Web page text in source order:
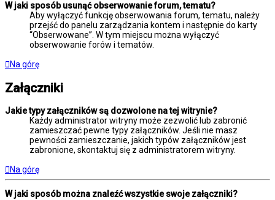
W jaki sposób usunąć obserwowanie forum, tematu?
Aby wyłączyć funkcję obserwowania forum, tematu, należy
przejść do panelu zarządzania kontem i następnie do karty
“Obserwowane”. W tym miejscu można wyłączyć
obserwowanie forów i tematów.
Na górę
Załączniki
Jakie typy załączników są dozwolone na tej witrynie?
Każdy administrator witryny może zezwolić lub zabronić
zamieszczać pewne typy załączników. Jeśli nie masz
pewności zamieszczanie, jakich typów załączników jest
zabronione, skontaktuj się z administratorem witryny.
Na górę
W jaki sposób można znaleźć wszystkie swoje załączniki?